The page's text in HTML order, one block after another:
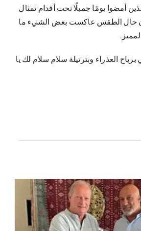
أمضوا يومًا جميلًا تحت أقدام تمثال
حال الطقس عاكست بعض الشيء ما
بزياح العذراء وبترتيلة سلام سلام لك يا